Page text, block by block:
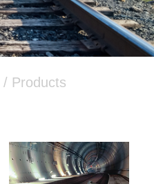
/ Products